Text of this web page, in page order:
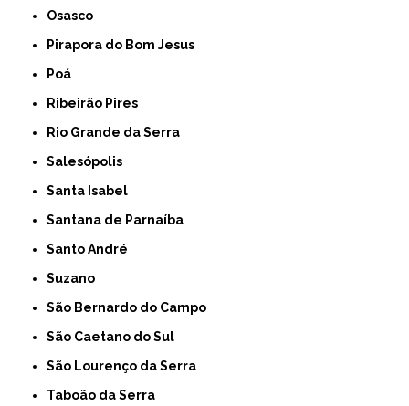
Osasco
Pirapora do Bom Jesus
Poá
Ribeirão Pires
Rio Grande da Serra
Salesópolis
Santa Isabel
Santana de Parnaíba
Santo André
Suzano
São Bernardo do Campo
São Caetano do Sul
São Lourenço da Serra
Taboão da Serra